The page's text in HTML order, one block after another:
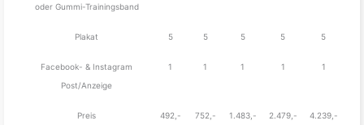
oder Gummi-Trainingsband
Plakat 5 5 5 5 5
Facebook- & Instagram
Post/Anzeige
1 1 1 1 1
Preis
492,-
752,-
1.483,-
2.479,-
4.239,-